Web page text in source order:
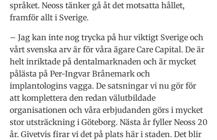
språket. Neoss tänker gå åt det motsatta hållet,
framför allt i Sverige.
– Jag kan inte nog trycka på hur viktigt Sverige och
vårt svenska arv är för våra ägare Care Capital. De är
helt inriktade på dentalmarknaden och är mycket
pålästa på Per-Ingvar Brånemark och
implantologins vagga. De satsningar vi nu gör för
att komplettera den redan välutbildade
organisationen och våra erbjudanden görs i mycket
stor utsträckning i Göteborg. Nästa år fyller Neoss 20
år. Givetvis firar vi det på plats här i staden. Det blir